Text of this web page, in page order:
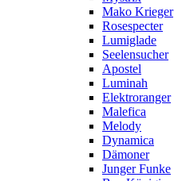
Mako Krieger
Rosespecter
Lumiglade
Seelensucher
Apostel
Luminah
Elektroranger
Malefica
Melody
Dynamica
Dämoner
Junger Funke